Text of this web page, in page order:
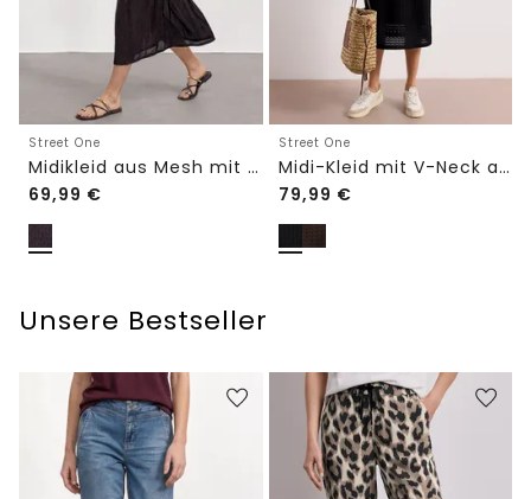
Street One
Midikleid aus Mesh mit Leo-Print
69,99 €
Street One
Midi-Kleid mit V-Neck aus Spitze
79,99 €
Unsere Bestseller